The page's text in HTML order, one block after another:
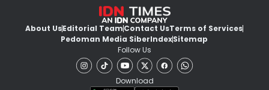
About UsEditorial TeamContact UsTerms of Services
Pedoman Media SiberIndexSitemap
Follow Us
Download